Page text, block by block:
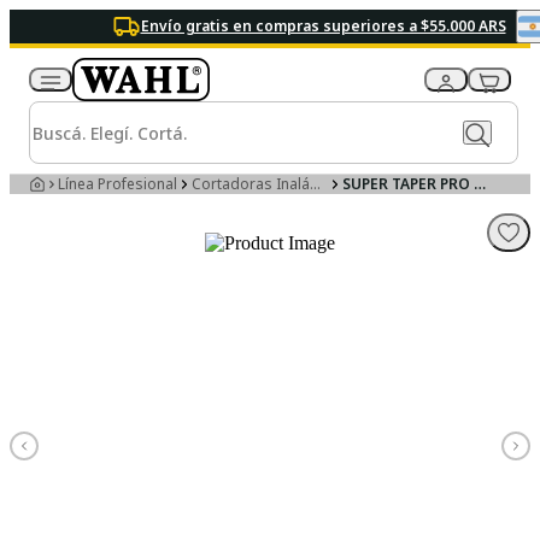
Envío gratis en compras superiores a $55.000 ARS
Línea Profesional Cortadoras Inalámbricas SUPER TAPER PRO CORDLESS